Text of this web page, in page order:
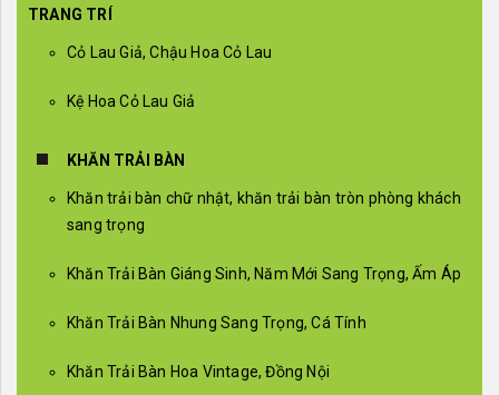
TRANG TRÍ
Cỏ Lau Giả, Chậu Hoa Cỏ Lau
Kệ Hoa Cỏ Lau Giả
KHĂN TRẢI BÀN
Khăn trải bàn chữ nhật, khăn trải bàn tròn phòng khách
sang trọng
Khăn Trải Bàn Giáng Sinh, Năm Mới Sang Trọng, Ấm Áp
Khăn Trải Bàn Nhung Sang Trọng, Cá Tính
Khăn Trải Bàn Hoa Vintage, Đồng Nội